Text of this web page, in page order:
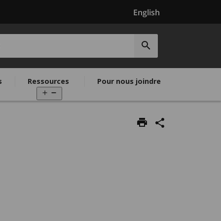
English
Soumettre
la
recherche
Ressources
menu
Pour nous joindre